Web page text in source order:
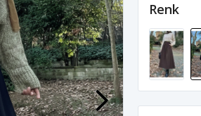
Renk